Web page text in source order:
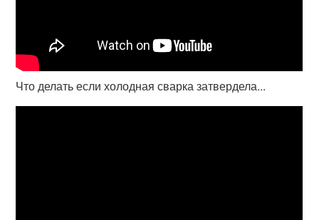
Что делать если холодная сварка затвердела...